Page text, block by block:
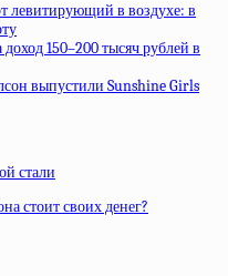
левитирующий в воздухе: в
150–200 тысяч рублей в
выпустили Sunshine Girls
стали
стоит своих денег?